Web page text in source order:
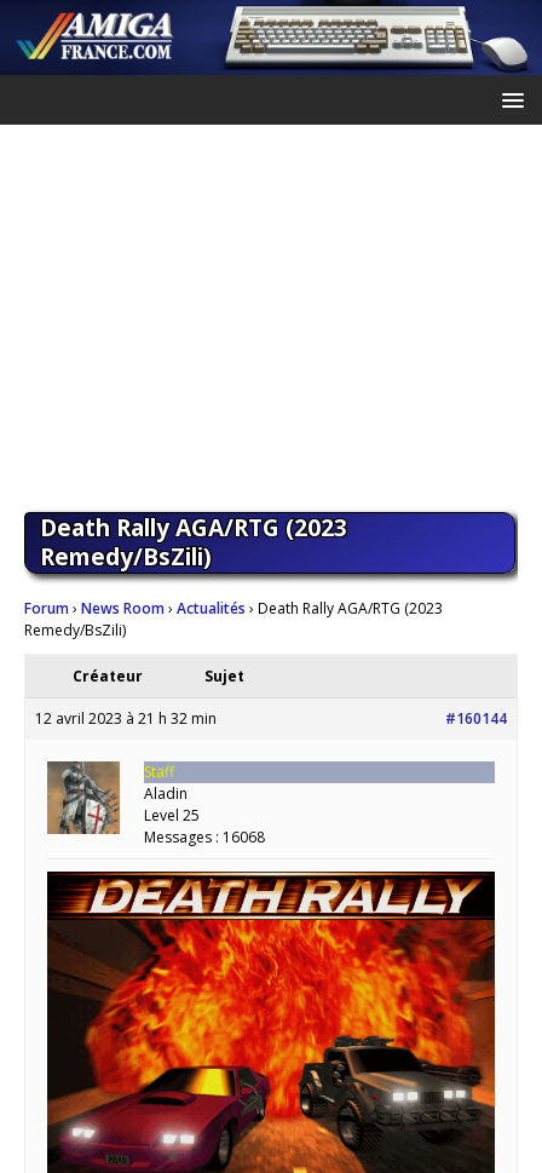
Death Rally AGA/RTG (2023
Remedy/BsZili)
Forum› News Room› Actualités › Death Rally AGA/RTG (2023
Remedy/BsZili)
Créateur Sujet
12 avril 2023 à 21 h 32 min #160144
Staff
Aladin
Level 25
Messages : 16068